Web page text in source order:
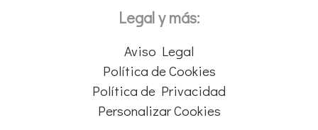
Legal y más:
Aviso Legal
Política de Cookies
Política de Privacidad
Personalizar Cookies